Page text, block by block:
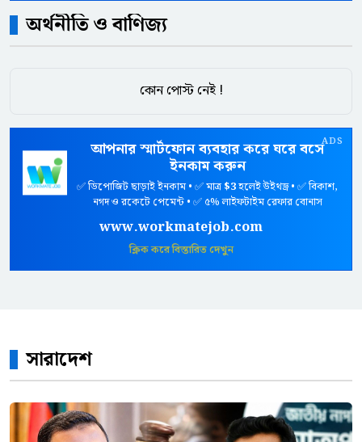
অর্থনীতি ও বাণিজ্য
কোন পোস্ট নেই !
ADS
আপনার স্মার্টফোন ব্যবহার করে ঘরে বসে
ইনকাম করুন
✅ ডিপোজিট ছাড়াই ইনকাম • ✅ মাত্র$3হলেই উইথড্র • ✅ বিকাশ,
নগদ ও রকেটে পেমেন্ট • ✅ ৫% লাইফটাইম রেফার বোনাস
www.workmatejob.com
ক্লিক করে বিস্তারিত দেখুন
সারাদেশ